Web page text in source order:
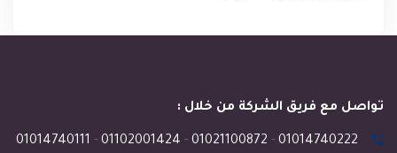
تواصل مع فريق الشركة من خلال :
01014740222
-
01021100872
-
01102001424
-
01014740111